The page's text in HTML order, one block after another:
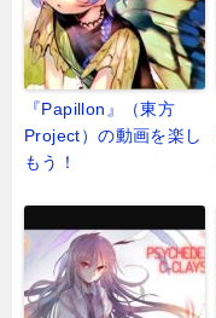
『Papillon』（東方
Project）の動画を楽し
もう！